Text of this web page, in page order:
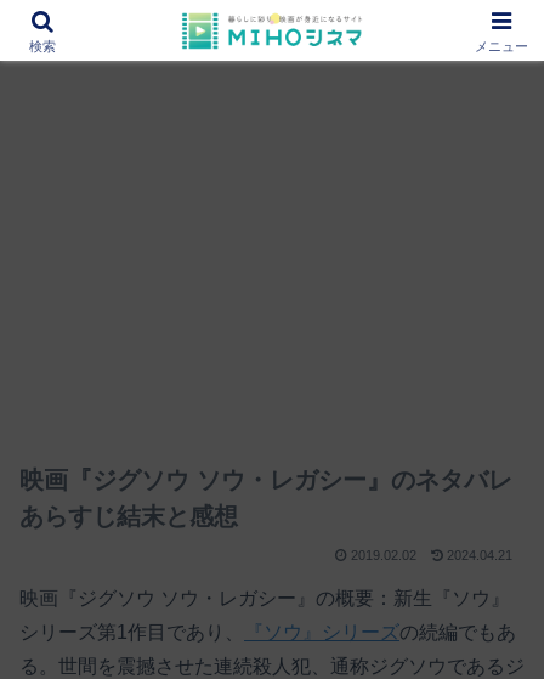
12000作品を紹介！あなたの映画図書館『MIHOシネマ』
映画『ジグソウ ソウ・レガシー』のネタバレ
あらすじ結末と感想
2019.02.02 2024.04.21
映画『ジグソウ ソウ・レガシー』の概要：新生『ソウ』
シリーズ第1作目であり、
『ソウ』シリーズの続編でもあ
る。世間を震撼させた連続殺人犯、通称ジグソウであるジ
検索 メニュー